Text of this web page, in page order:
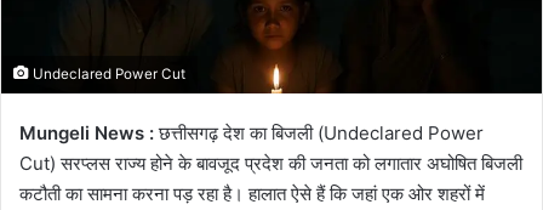
Undeclared Power Cut
Mungeli News :छत्तीसगढ़ देश का बिजली (Undeclared Power
Cut) सरप्लस राज्य होने के बावजूद प्रदेश की जनता को लगातार अघोषित बिजली
कटौती का सामना करना पड़ रहा है। हालात ऐसे हैं कि जहां एक ओर शहरों में